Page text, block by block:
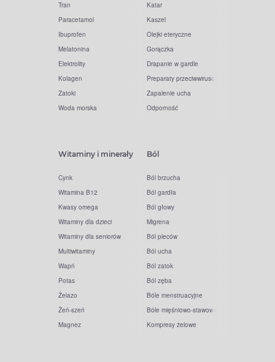
Tran
Paracetamol
Ibuprofen
Melatonina
Elektrolity
Kolagen
Zatoki
Woda morska
Katar
Kaszel
Olejki eteryczne
Gorączka
Drapanie w gardle
Preparaty przeciwwirusowe
Zapalenie ucha
Odporność
Witaminy i minerały
Cynk
Witamina B12
Kwasy omega
Witaminy dla dzieci
Witaminy dla seniorów
Multiwitaminy
Wapń
Potas
Żelazo
Żeń-szeń
Magnez
Ból
Ból brzucha
Ból gardła
Ból głowy
Migrena
Ból pleców
Ból ucha
Ból zatok
Ból zęba
Bóle menstruacyjne
Bóle mięśniowo-stawowe
Kompresy żelowe